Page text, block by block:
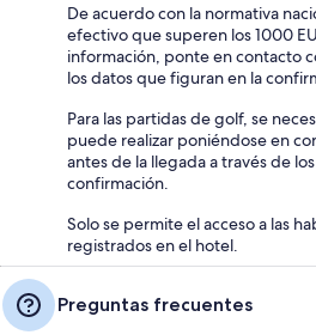
De acuerdo con la normativa
efectivo que superen los 1000
información, ponte en contacto
los datos que figuran en la
Para las partidas de golf, se
puede realizar poniéndose en
antes de la llegada a través de
confirmación.
Solo se permite el acceso a las
registrados en el hotel.
Preguntas frecuentes